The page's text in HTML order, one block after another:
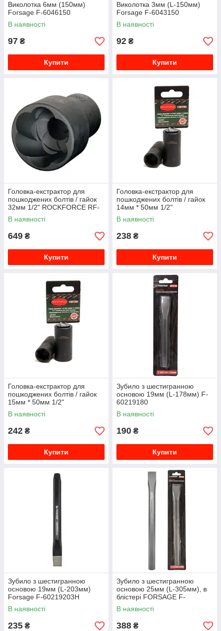
Виколотка 6мм (150мм)
Forsage F-6046150
В наявності
97 ₴
Купити
Виколотка 3мм (L-150мм)
Forsage F-6043150
В наявності
92 ₴
Купити
Головка-екстрактор для
пошкоджених болтів / гайок
32мм 1/2" ROCKFORCE RF-
90632
В наявності
649 ₴
Купити
Головка-екстрактор для
пошкоджених болтів / гайок
14мм * 50мм 1/2"
ROCKFORCE RF-90614
В наявності
238 ₴
Купити
Головка-екстрактор для
пошкоджених болтів / гайок
15мм * 50мм 1/2"
ROCKFORCE RF-90615
В наявності
242 ₴
Купити
Зубило з шестигранною
основою 19мм (L-178мм) F-
60219180
В наявності
190 ₴
Купити
Зубило з шестигранною
основою 19мм (L-203мм)
Forsage F-60219203H
В наявності
235 ₴
Зубило з шестигранною
основою 25мм (L-305мм), в
блістері FORSAGE F-
60225305
В наявності
388 ₴